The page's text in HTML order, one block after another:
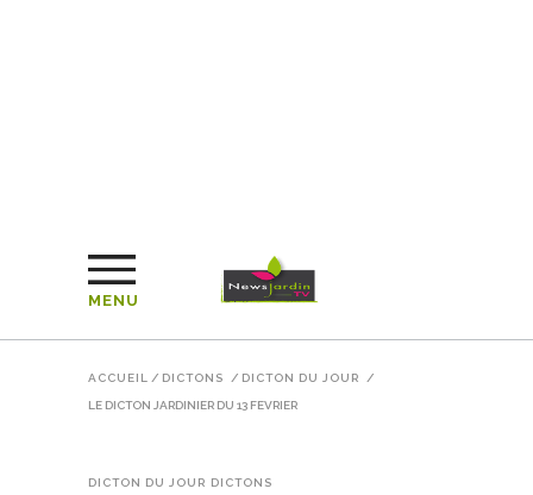
MENU
ACCUEIL / DICTONS / DICTON DU JOUR /
LE DICTON JARDINIER DU 13 FEVRIER
DICTON DU JOUR DICTONS